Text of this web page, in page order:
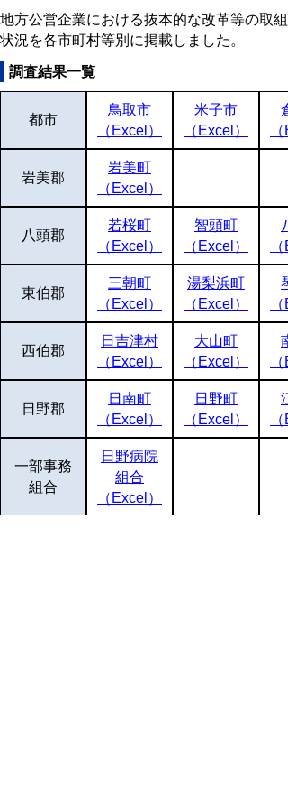
地方公営企業における抜本的な改革等の取組
状況を各市町村等別に掲載しました。
調査結果一覧
都市
鳥取市
（Excel）
米子市
（Excel）
岩美郡
岩美町
（Excel）
八頭郡
若桜町
（Excel）
智頭町
（Excel）
東伯郡
三朝町
（Excel）
湯梨浜町
（Excel）
西伯郡
日吉津村
（Excel）
大山町
（Excel）
日野郡
日南町
（Excel）
日野町
（Excel）
一部事務
組合
日野病院
組合
（Excel）